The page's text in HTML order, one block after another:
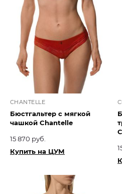
CHANTELLE
Бюстгальтер с мягкой
чашкой Chantelle
15 870 руб.
Купить на ЦУМ